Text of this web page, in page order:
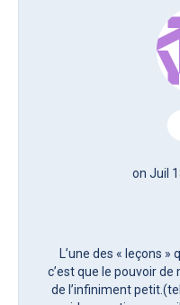
on Juil
L’une des « leçons
c’est que le pouvoir
de l’infiniment